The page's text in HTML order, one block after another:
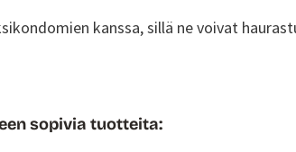
kanssa, sillä ne voivat
sopivia tuotteita: